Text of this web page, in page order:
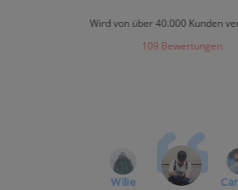
Wird von über 40.000 Kunden
109 Bewertungen
Wilie